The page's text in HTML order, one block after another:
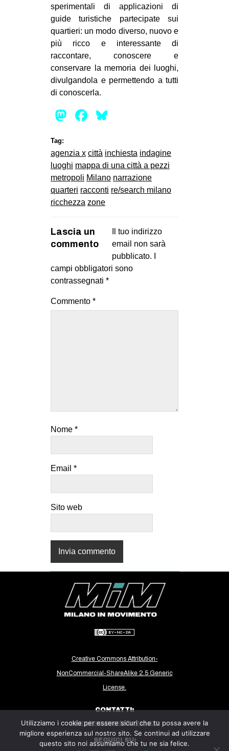
sperimentali di applicazioni di
guide turistiche partecipate sui
quartieri: un modo diverso, nuovo e
più ricco e interessante di
raccontare, conoscere e
conservare la memoria dei luoghi,
divulgandola e permettendo a tutti
di conoscerla.
Mastodon
Facebook
Tag:
agenzia x città inchiesta indagine
luoghi mappa di una città a pezzi
metropoli Milano narrazione
quarteri racconti re/search milano
ricchezza zone
Lascia un
commento
Il tuo indirizzo
email non sarà
pubblicato.
campi obbligatori sono
contrassegnati *
Commento *
Nome *
Email *
Sito web
Creative Commons Attribution-
NonCommercial-ShareAlike 2.5 Generic
License.
CONTATTI:
milanoinmovimento@gmail.com
SEGUICI SU:
Utilizziamo i cookie per essere sicuri che tu possa avere la
migliore esperienza sul nostro sito. Se continui ad utilizzare
questo sito noi assumiamo che tu ne sia felice.